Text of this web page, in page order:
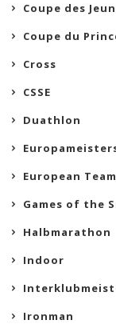
Coupe des
Coupe du
Cross
CSSE
Duathlon
European
Games of the
Halbmarathon
Indoor
Ironman